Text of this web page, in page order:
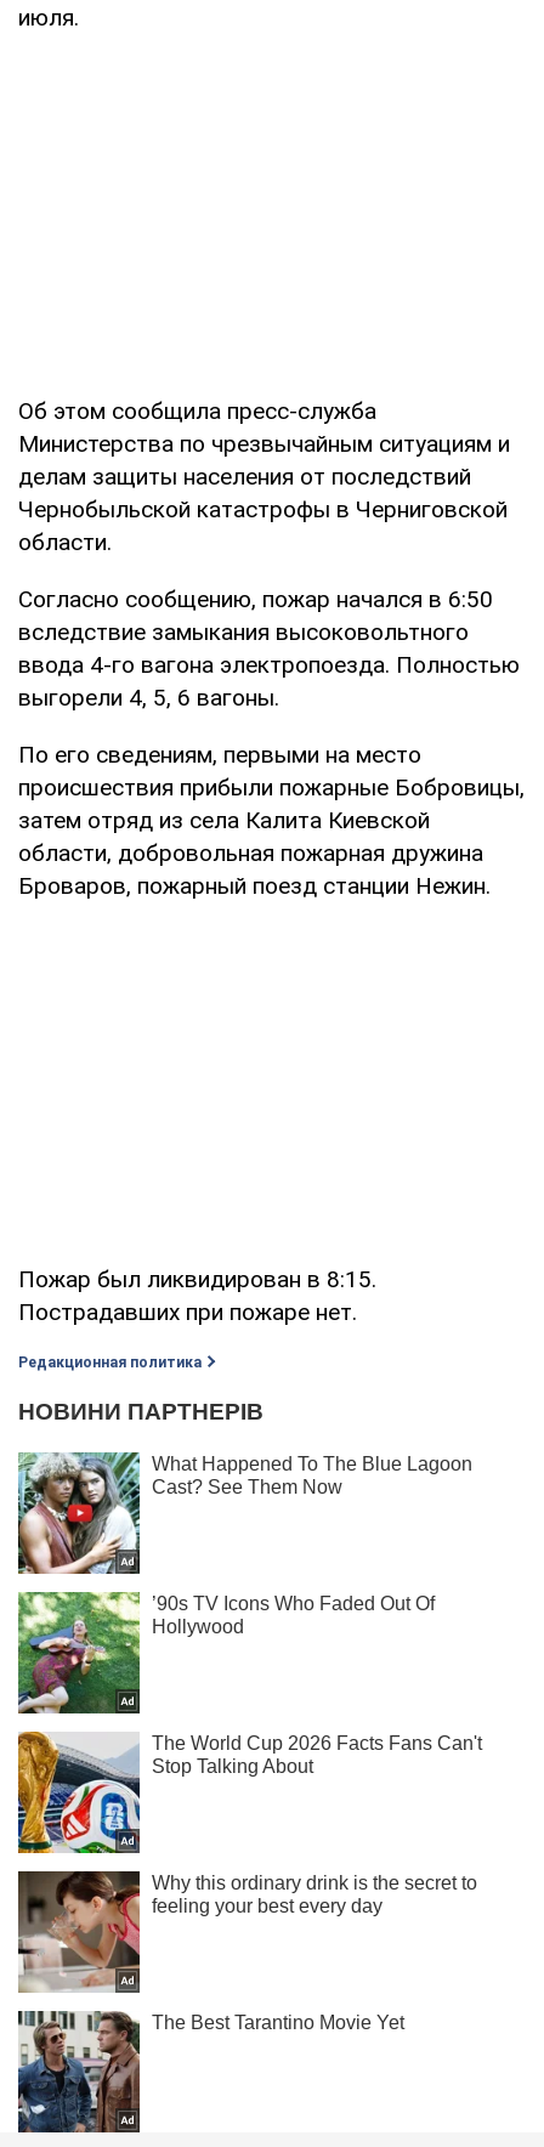
июля.
Об этом сообщила пресс-служба
Министерства по чрезвычайным ситуациям и
делам защиты населения от последствий
Чернобыльской катастрофы в Черниговской
области.
Согласно сообщению, пожар начался в 6:50
вследствие замыкания высоковольтного
ввода 4-го вагона электропоезда. Полностью
выгорели 4, 5, 6 вагоны.
По его сведениям, первыми на место
происшествия прибыли пожарные Бобровицы,
затем отряд из села Калита Киевской
области, добровольная пожарная дружина
Броваров, пожарный поезд станции Нежин.
Пожар был ликвидирован в 8:15.
Пострадавших при пожаре нет.
Редакционная политика